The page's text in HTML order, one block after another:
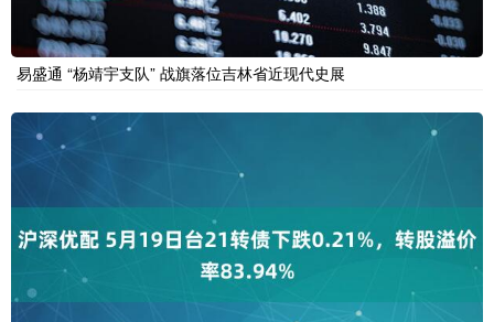
易盛通 “杨靖宇支队” 战旗落位吉林省近现代史展